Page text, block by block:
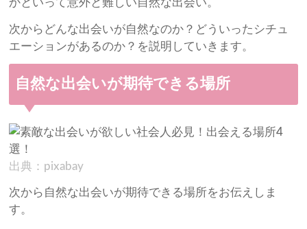
かといって意外と難しい自然な出会い。
次からどんな出会いが自然なのか？どういったシチュ
エーションがあるのか？を説明していきます。
自然な出会いが期待できる場所
出典：pixabay
次から自然な出会いが期待できる場所をお伝えしま
す。